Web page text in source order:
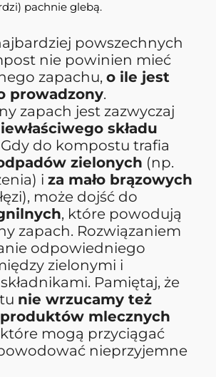
pachnie glebą.
powszechnych
nie powinien mieć
zapachu, o ile jest
prowadzony.
zapach jest zazwyczaj
składu
Gdy do kompostu trafia
zielonych (np.
i za mało brązowych
może dojść do
, które powodują
zapach. Rozwiązaniem
odpowiedniego
zielonymi i
Pamiętaj, że
nie wrzucamy też
produktów mlecznych
mogą przyciągać
nieprzyjemne